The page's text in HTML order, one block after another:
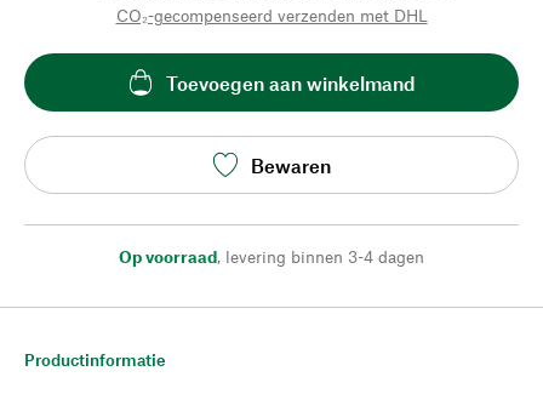
CO₂-gecompenseerd verzenden met DHL
Toevoegen aan winkelmand
Bewaren
Op voorraad, levering binnen 3-4 dagen
Productinformatie